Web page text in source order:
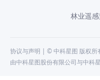
林业遥
协议与声明 | © 中科星图 版权所
由中科星图股份有限公司与中科